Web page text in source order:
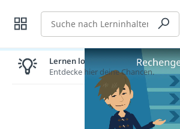
Suche
Lernen lohnt sich!
Entdecke hier deine Chancen.